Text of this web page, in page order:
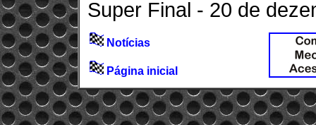
Super Final - 20 de
Notícias
Página inicial